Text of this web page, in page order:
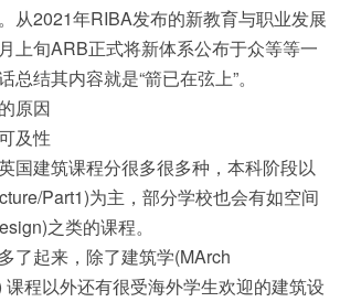
从2021年RIBA发布的新教育与职业发展
上旬ARB正式将新体系公布于众等等一
总结其内容就是“箭已在弦上”。
原因
及性
国建筑课程分很多很多种，本科阶段以
Part1)为主，部分学校也会有如空间
之类的课程。
了起来，除了建筑学(MArch
程以外还有很受海外学生欢迎的建筑设